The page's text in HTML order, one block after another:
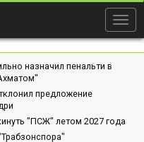
назначил пенальти в
предложение
"ПСЖ" летом 2027 года